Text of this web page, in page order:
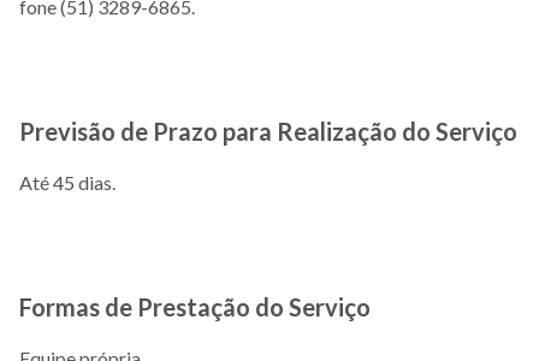
fone (51) 3289-6865.
Previsão de Prazo para Realização do Serviço
Até 45 dias.
Formas de Prestação do Serviço